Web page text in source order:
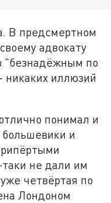
В предсмертном
адвокату
"безнадёжным по
иллюзий
понимал и
и
не дали им
четвёртая по
Лондоном